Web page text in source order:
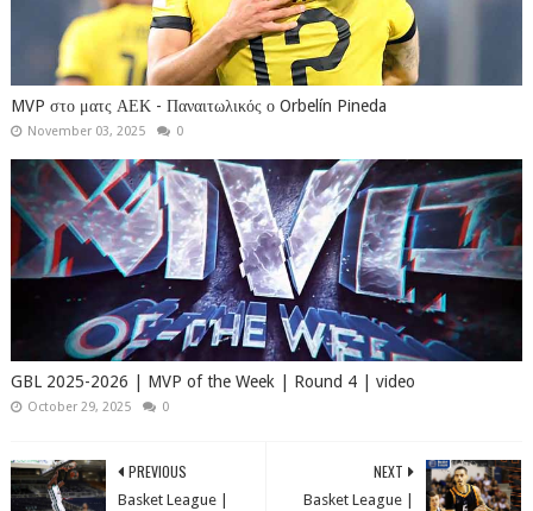
MVP στο ματς ΑΕΚ - Παναιτωλικός ο Orbelín Pineda
November 03, 2025 0
GBL 2025-2026 | MVP of the Week | Round 4 | video
October 29, 2025 0
NEXT
​Basket League |
PREVIOUS
Basket League | ​